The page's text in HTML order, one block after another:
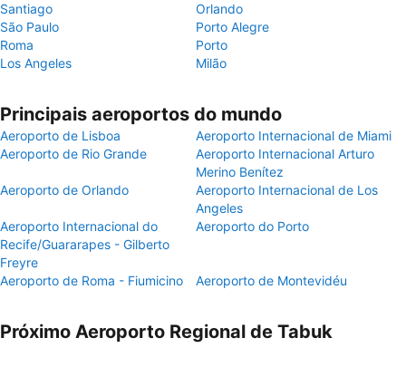
Santiago
Orlando
São Paulo
Porto Alegre
Roma
Porto
Los Angeles
Milão
Principais aeroportos do mundo
Aeroporto de Lisboa
Aeroporto Internacional de Miami
Aeroporto de Rio Grande
Aeroporto Internacional Arturo
Merino Benítez
Aeroporto de Orlando
Aeroporto Internacional de Los
Angeles
Aeroporto Internacional do
Recife/Guararapes - Gilberto
Freyre
Aeroporto do Porto
Aeroporto de Roma - Fiumicino Aeroporto de Montevidéu
Próximo Aeroporto Regional de Tabuk